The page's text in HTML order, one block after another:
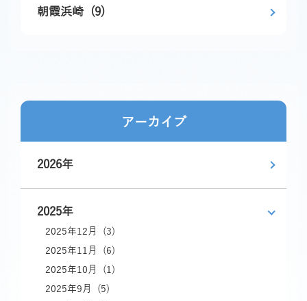
朝霞浜崎 (9)
アーカイブ
2026年
2025年
2025年12月 (3)
2025年11月 (6)
2025年10月 (1)
2025年9月 (5)